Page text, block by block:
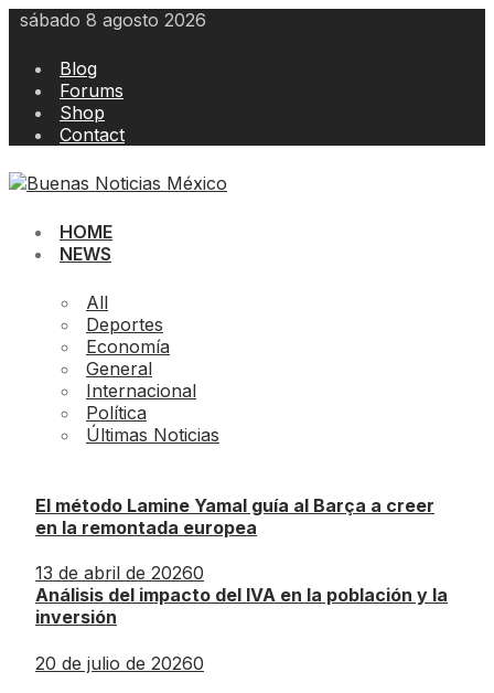
Skip
content
sábado 8 agosto 2026
Blog
Forums
Shop
Contact
HOME
NEWS
All
Deportes
Economía
General
Internacional
Política
Últimas Noticias
El método Lamine Yamal guía al Barça a creer
en la remontada europea
13 de abril de 20260
Análisis del impacto del IVA en la población y la
inversión
20 de julio de 20260